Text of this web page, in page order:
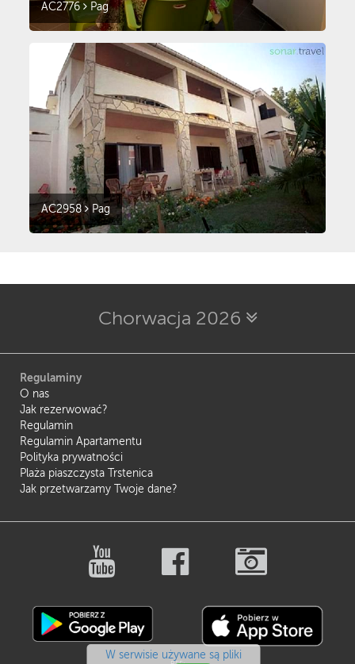
AC2776 Pag
AC2958 Pag
W serwisie używane są pliki
Chorwacja 2026
Regulaminy
O nas
Jak rezerwować?
Regulamin
Regulamin Apartamentu
Polityka prywatności
Plaża piaszczysta Trstenica
Jak przetwarzamy Twoje dane?